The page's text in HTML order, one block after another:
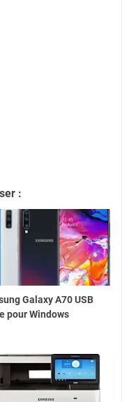
:
Galaxy A70 USB
pour Windows